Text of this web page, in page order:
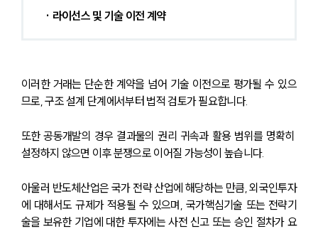
· 라이선스 및 기술 이전 계약
이러한 거래는 단순한 계약을 넘어 기술 이전으로 평가될 수 있으
므로, 구조 설계 단계에서부터 법적 검토가 필요합니다.
또한 공동개발의 경우 결과물의 권리 귀속과 활용 범위를 명확히
설정하지 않으면 이후 분쟁으로 이어질 가능성이 높습니다.
아울러 반도체산업은 국가 전략 산업에 해당하는 만큼, 외국인투자
에 대해서도 규제가 적용될 수 있으며, 국가핵심기술 또는 전략기
술을 보유한 기업에 대한 투자에는 사전 신고 또는 승인 절차가 요